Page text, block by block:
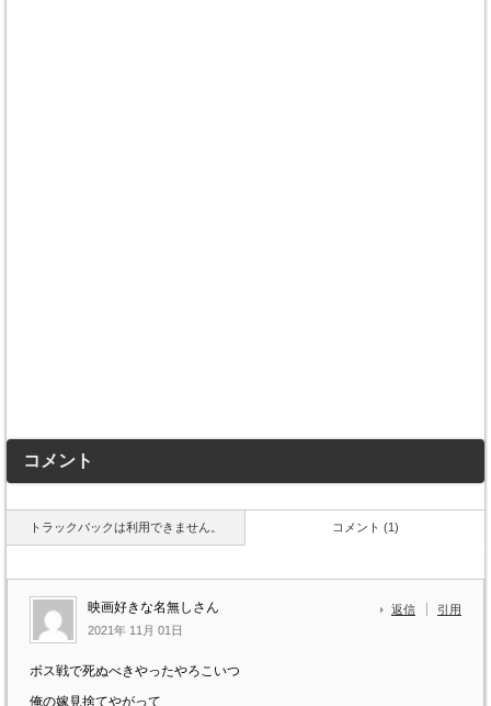
コメント
トラックバックは利用できません。 コメント (1)
映画好きな名無しさん
2021年 11月 01日
返信 引用
ボス戦で死ぬべきやったやろこいつ
俺の嫁見捨てやがって